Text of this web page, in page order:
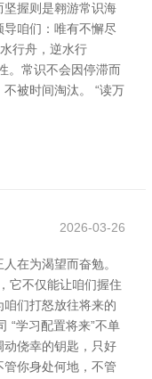
握则是翱游常识海
咱们：唯有不懈尽
行舟，逆水行
。常识不会因停滞而
被时间淘汰。 “读万
2026-03-26
在为渴望而奋勉。
它不仅能让咱们握住
们打怒放往将来的
“学习配置将来”不单
侥幸的钥匙，只好
你身处何地，不管